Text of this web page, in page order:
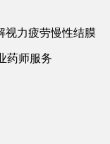
视力疲劳慢性结膜
药师服务